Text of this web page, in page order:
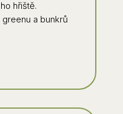
hřiště.
a bunkrů